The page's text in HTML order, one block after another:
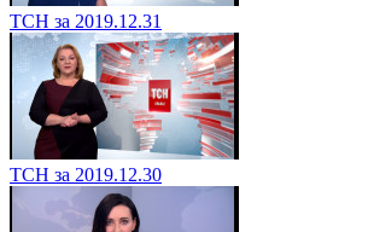
ТСН за 2019.12.31
ТСН за 2019.12.30